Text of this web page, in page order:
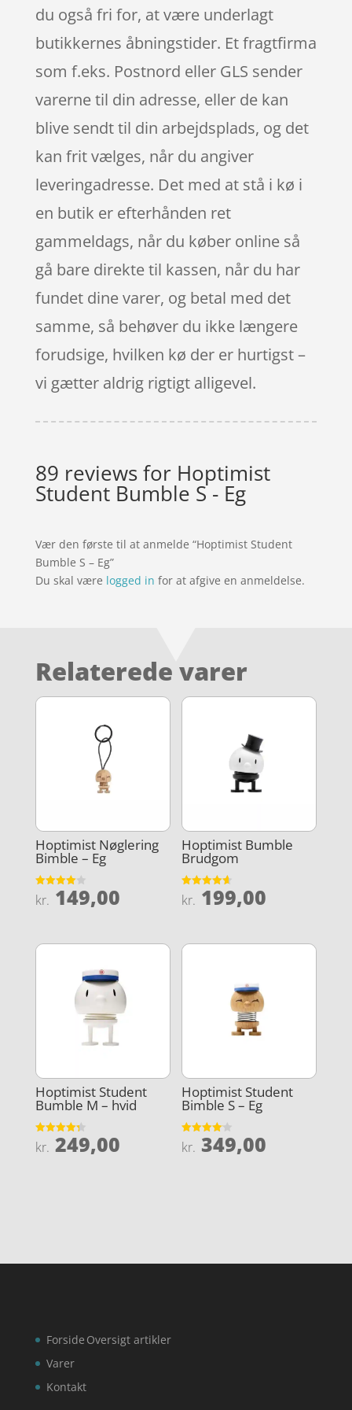
du også fri for, at være underlagt
butikkernes åbningstider. Et fragtfirma
som f.eks. Postnord eller GLS sender
varerne til din adresse, eller de kan
blive sendt til din arbejdsplads, og det
kan frit vælges, når du angiver
leveringadresse. Det med at stå i kø i
en butik er efterhånden ret
gammeldags, når du køber online så
gå bare direkte til kassen, når du har
fundet dine varer, og betal med det
samme, så behøver du ikke længere
forudsige, hvilken kø der er hurtigst –
vi gætter aldrig rigtigt alligevel.
89 reviews for Hoptimist
Student Bumble S - Eg
Vær den første til at anmelde “Hoptimist Student
Bumble S – Eg”
Du skal være logged in for at afgive en anmeldelse.
Relaterede varer
Hoptimist Nøglering
Bimble – Eg
Vurderet
4
kr. 149,00
Hoptimist Bumble
Brudgom
Vurderet
4.6
kr. 199,00
Hoptimist Student
Bumble M – hvid
Vurderet
4.3
kr. 249,00
Hoptimist Student
Bimble S – Eg
Vurderet
4.1
kr. 349,00
Forside
Varer
Kontakt
Oversigt artikler